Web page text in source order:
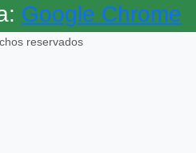
Google Chrome
reservados